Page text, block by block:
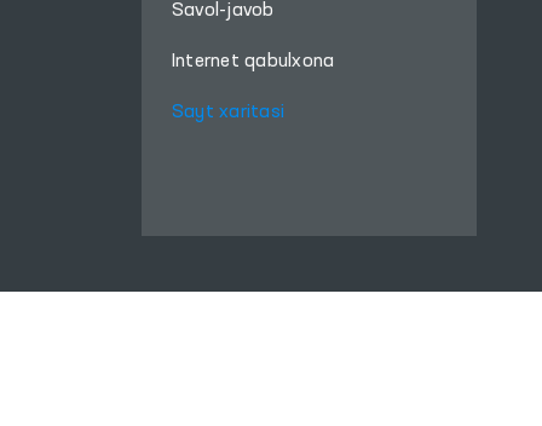
Savol-javob
Internet qabulxona
Sayt xaritasi